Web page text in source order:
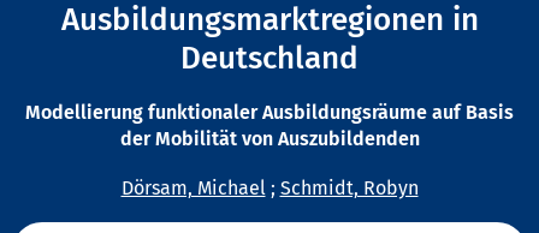
Ausbildungsmarktregionen in
Deutschland
Modellierung funktionaler Ausbildungsräume auf Basis
der Mobilität von Auszubildenden
Dörsam, Michael; Schmidt, Robyn